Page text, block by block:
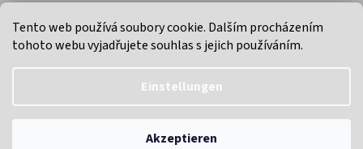
Tento web používá soubory cookie. Dalším procházením
tohoto webu vyjadřujete souhlas s jejich používáním.
Einstellungen
Akzeptieren
Klikni na super eshop pro cyklisty a bikery.